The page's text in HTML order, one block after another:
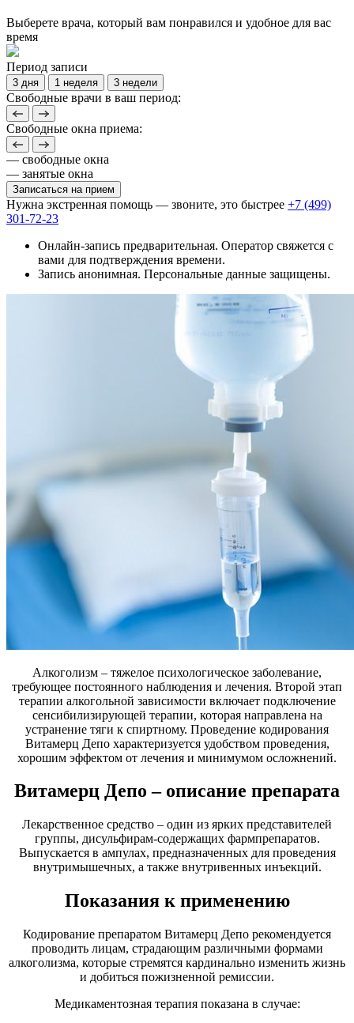
Выберете врача, который вам понравился и удобное для вас
время
Период записи
3 дня 1 неделя 3 недели
Свободные врачи в ваш период:
Свободные окна приема:
— свободные окна
— занятые окна
Записаться на прием
Нужна экстренная помощь — звоните, это быстрее +7 (499)
301-72-23
Онлайн-запись предварительная. Оператор свяжется с
вами для подтверждения времени.
Запись анонимная. Персональные данные защищены.
Алкоголизм – тяжелое психологическое заболевание,
требующее постоянного наблюдения и лечения. Второй этап
терапии алкогольной зависимости включает подключение
сенсибилизирующей терапии, которая направлена на
устранение тяги к спиртному. Проведение кодирования
Витамерц Депо характеризуется удобством проведения,
хорошим эффектом от лечения и минимумом осложнений.
Витамерц Депо – описание препарата
Лекарственное средство – один из ярких представителей
группы, дисульфирам-содержащих фармпрепаратов.
Выпускается в ампулах, предназначенных для проведения
внутримышечных, а также внутривенных инъекций.
Показания к применению
Кодирование препаратом Витамерц Депо рекомендуется
проводить лицам, страдающим различными формами
алкоголизма, которые стремятся кардинально изменить жизнь
и добиться пожизненной ремиссии.
Медикаментозная терапия показана в случае: